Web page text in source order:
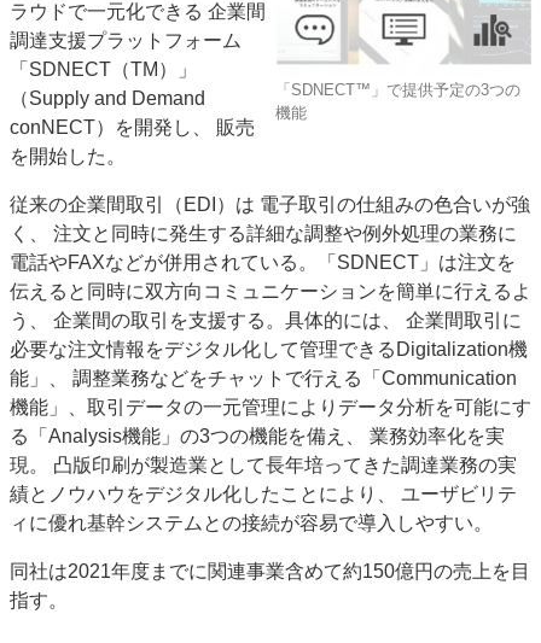
特集記事カテゴリー一覧
2022 見える化・MIS特集
特集・デジタル印刷 アイデアで勝負！ ～多様なビジネス・多彩な商材～
JAPAN PACK 2023 特集
中古印刷機・製本機特集
特集・デジタル印刷 ～ 新成長軌道を描く
案内
発刊案内
JFPI印刷用語集 印刷機材年鑑
運営
会社案内
購読・購入申し込み
サイトポリシー
お問い合わせ
「SDNECT™」で提供予定の3つの
機能
ラウドで一元化できる 企業間
調達支援プラットフォーム
「SDNECT（TM）」
（Supply and Demand
conNECT）を開発し、 販売
を開始した。
従来の企業間取引（EDI）は 電子取引の仕組みの色合いが強
く、 注文と同時に発生する詳細な調整や例外処理の業務に
電話やFAXなどが併用されている。「SDNECT」は注文を
伝えると同時に双方向コミュニケーションを簡単に行えるよ
う、 企業間の取引を支援する。具体的には、 企業間取引に
必要な注文情報をデジタル化して管理できるDigitalization機
能」、 調整業務などをチャットで行える「Communication
機能」、取引データの一元管理によりデータ分析を可能にす
る「Analysis機能」の3つの機能を備え、 業務効率化を実
現。 凸版印刷が製造業として長年培ってきた調達業務の実
績とノウハウをデジタル化したことにより、 ユーザビリテ
ィに優れ基幹システムとの接続が容易で導入しやすい。
同社は2021年度までに関連事業含めて約150億円の売上を目
指す。